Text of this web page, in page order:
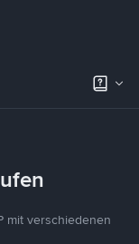
mit verschiedenen